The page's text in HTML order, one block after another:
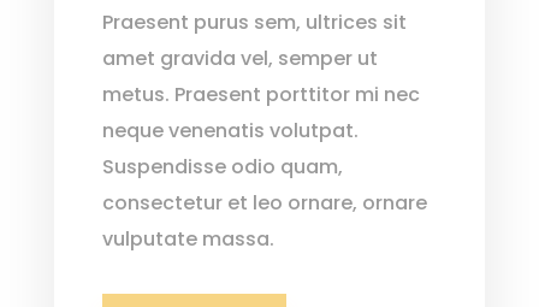
Praesent purus sem, ultrices sit
amet gravida vel, semper ut
metus. Praesent porttitor mi nec
neque venenatis volutpat.
Suspendisse odio quam,
consectetur et leo ornare, ornare
vulputate massa.